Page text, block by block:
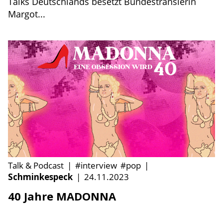
Margot...
Talk & Podcast | #interview #pop |
Schminkespeck | 24.11.2023
40 Jahre MADONNA